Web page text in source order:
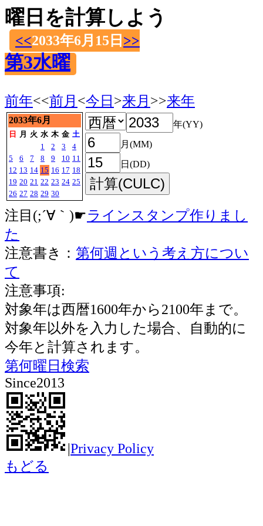
曜日を計算しよう
<<2033年6月15日 >>
第3水曜
前年<<前月 <今日 >来月 >>来年
2033年6月
日 月 火 水 木 金 土
1
2 3
4
5
6 7 8 9 10 11
12 13 14 15 16 17 18
19 20 21 22 23 24 25
26 27 28 29 30
年(YY)
月(MM)
日(DD)
注目(;´∀｀)☛ラインスタンプ作りまし
た
注意書き： 第何週という考え方につい
て
注意事項:
対象年は西暦1600年から2100年まで。
対象年以外を入力した場合、自動的に
今年と計算されます。
第何曜日検索
Since2013
|Privacy Policy
もどる